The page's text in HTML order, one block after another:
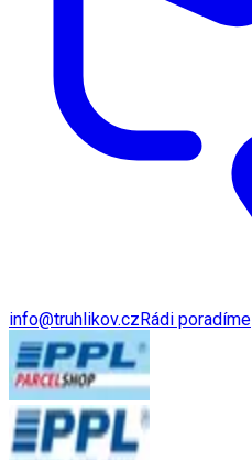
info@truhlikov.czRádi poradíme